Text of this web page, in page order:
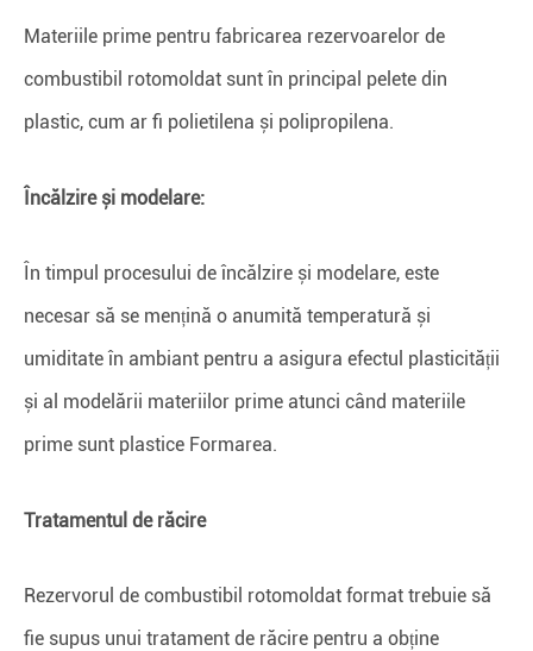
Materiile prime pentru fabricarea rezervoarelor de
combustibil rotomoldat sunt în principal pelete din
plastic, cum ar fi polietilena și polipropilena.
Încălzire și modelare:
În timpul procesului de încălzire și modelare, este
necesar să se mențină o anumită temperatură și
umiditate în ambiant pentru a asigura efectul plasticității
și al modelării materiilor prime atunci când materiile
prime sunt plastice Formarea.
Tratamentul de răcire
Rezervorul de combustibil rotomoldat format trebuie să
fie supus unui tratament de răcire pentru a obține